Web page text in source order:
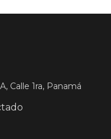
Calle 1ra, Panamá